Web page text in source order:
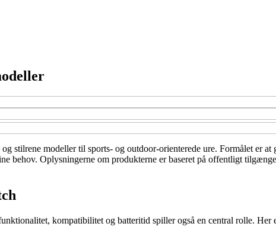
stilrene modeller til sports- og outdoor-orienterede ure. Formålet er
behov. Oplysningerne om produkterne er baseret på offentligt
kompatibilitet og batteritid spiller også en central rolle. Her